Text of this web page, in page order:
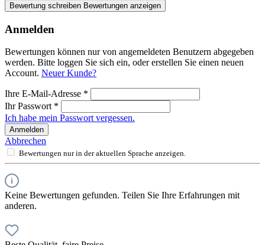
Bewertung schreiben Bewertungen anzeigen
Anmelden
Bewertungen können nur von angemeldeten Benutzern abgegeben
werden. Bitte loggen Sie sich ein, oder erstellen Sie einen neuen
Account. Neuer Kunde?
Ihre E-Mail-Adresse *
Ihr Passwort *
Ich habe mein Passwort vergessen.
Anmelden
Abbrechen
Bewertungen nur in der aktuellen Sprache anzeigen.
Keine Bewertungen gefunden. Teilen Sie Ihre Erfahrungen mit
anderen.